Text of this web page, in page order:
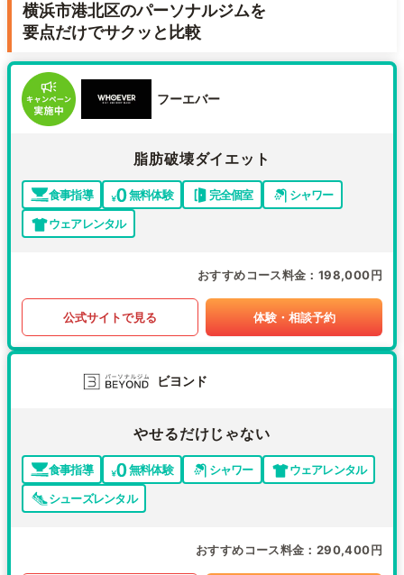
横浜市港北区のパーソナルジムを
要点だけでサクッと比較
フーエバー
脂肪破壊ダイエット
食事指導 無料体験 完全個室
シャワー
ウェアレンタル
おすすめコース料金 198,000円
公式サイトで見る 体験・相談予約
ビヨンド
やせるだけじゃない
食事指導 無料体験 シャワー
ウェアレンタル
シューズレンタル
おすすめコース料金 290,400円